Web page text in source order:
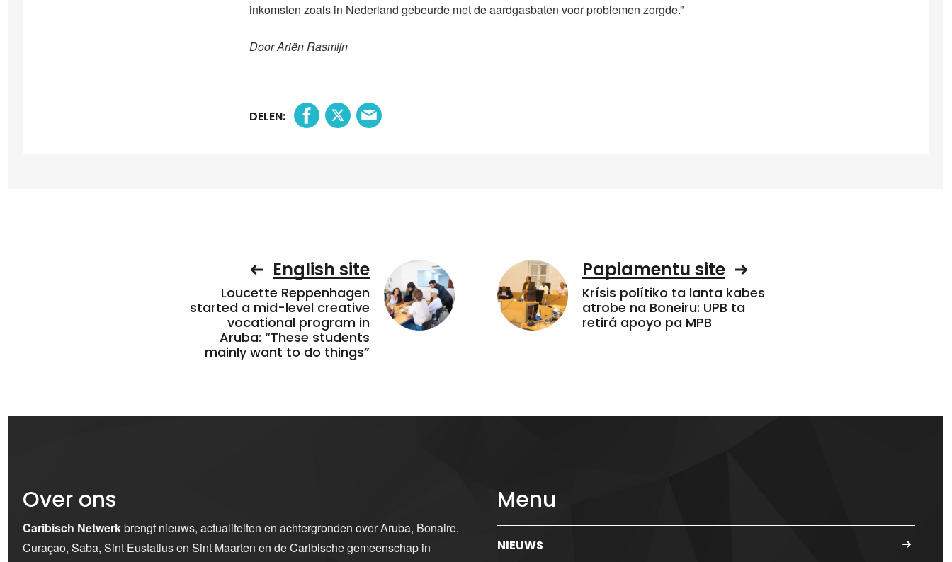
inkomsten zoals in Nederland gebeurde met de aardgasbaten voor problemen zorgde.”
Door Ariën Rasmijn
DELEN:
English site
Loucette Reppenhagen
started a mid-level creative
vocational program in
Aruba: “These students
mainly want to do things”
Papiamentu site
Krísis polítiko ta lanta kabes
atrobe na Boneiru: UPB ta
retirá apoyo pa MPB
Over ons
Caribisch Netwerkbrengt nieuws, actualiteiten en achtergronden over Aruba, Bonaire,
Curaçao, Saba, Sint Eustatius en Sint Maarten en de Caribische gemeenschap in
Menu
NIEUWS